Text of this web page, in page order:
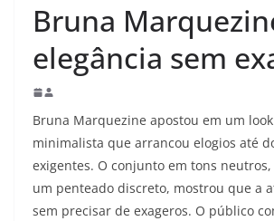
Bruna
elegância sem
Bruna Marquezine apostou em um
minimalista que arrancou elogios até
exigentes. O conjunto em tons
um penteado discreto, mostrou que a
sem precisar de exageros. O público